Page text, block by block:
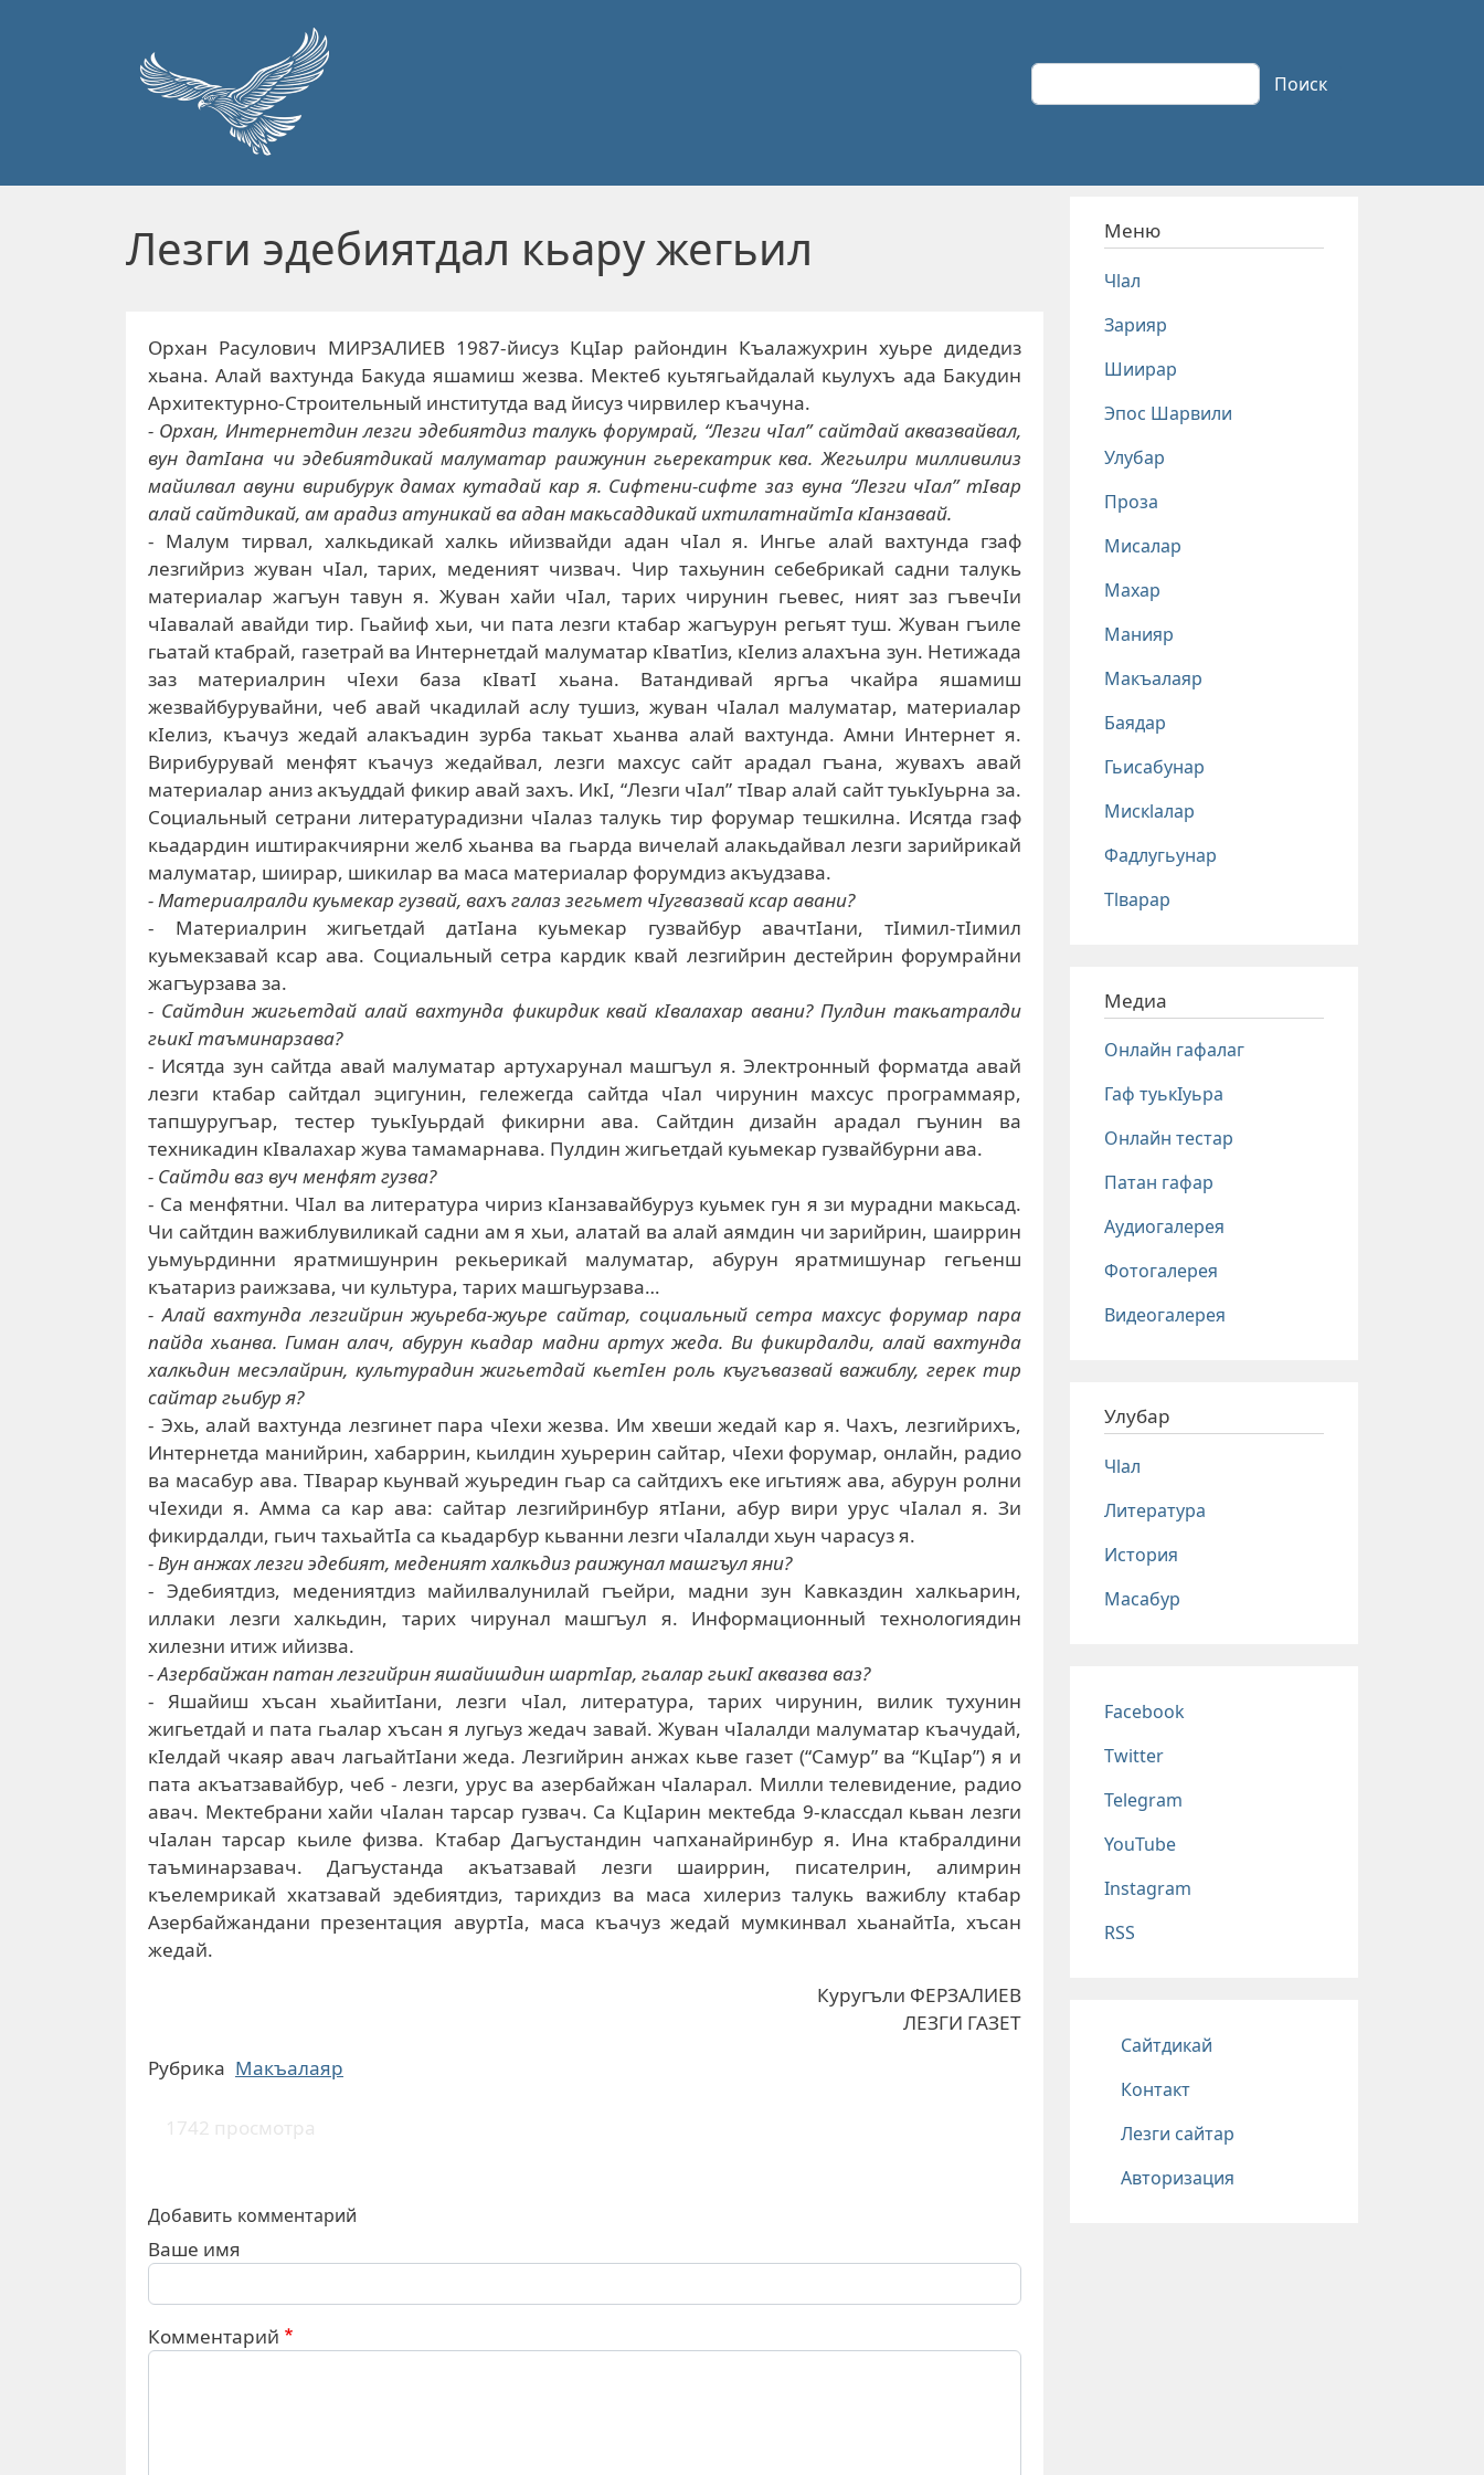
Поиск Поиск
Лезги эдебиятдал кьару жегьил
Орхан Расулович МИРЗАЛИЕВ 1987-йисуз КцIар райондин Къалажухрин хуьре дидедиз
хьана. Алай вахтунда Бакуда яшамиш жезва. Мектеб куьтягьайдалай кьулухъ ада Бакудин
Архитектурно-Cтроительный институтда вад йисуз чирвилер къачуна.
- Орхан, Интернетдин лезги эдебиятдиз талукь форумрай, “Лезги чIал” сайтдай аквазвайвал,
вун датIана чи эдебиятдикай малуматар раижунин гьерекатрик ква. Жегьилри милливилиз
майилвал авуни вирибурук дамах кутадай кар я. Сифтени-сифте заз вуна “Лезги чIал” тIвар
алай сайтдикай, ам арадиз атуникай ва адан макьсаддикай ихтилатнайтIа кIанзавай.
- Малум тирвал, халкьдикай халкь ийизвайди адан чIал я. Ингье алай вахтунда гзаф
лезгийриз жуван чIал, тарих, меденият чизвач. Чир тахьунин себебрикай садни талукь
материалар жагъун тавун я. Жуван хайи чIал, тарих чирунин гьевес, ният заз гъвечIи
чIавалай авайди тир. Гьайиф хьи, чи пата лезги ктабар жагъурун регьят туш. Жуван гъиле
гьатай ктабрай, газетрай ва Интернетдай малуматар кIватIиз, кIелиз алахъна зун. Нетижада
заз материалрин чIехи база кIватI хьана. Ватандивай яргъа чкайра яшамиш
жезвайбурувайни, чеб авай чкадилай аслу тушиз, жуван чIалал малуматар, материалар
кIелиз, къачуз жедай алакъадин зурба такьат хьанва алай вахтунда. Амни Интернет я.
Вирибурувай менфят къачуз жедайвал, лезги махсус сайт арадал гъана, жувахъ авай
материалар аниз акъуддай фикир авай захъ. ИкI, “Лезги чIал” тIвар алай сайт туькIуьрна за.
Социальный сетрани литературадизни чIалаз талукь тир форумар тешкилна. Исятда гзаф
кьадардин иштиракчиярни желб хьанва ва гьарда вичелай алакьдайвал лезги зарийрикай
малуматар, шиирар, шикилар ва маса материалар форумдиз акъудзава.
- Материалралди куьмекар гузвай, вахъ галаз зегьмет чIугвазвай ксар авани?
- Материалрин жигьетдай датIана куьмекар гузвайбур авачтIани, тIимил-тIимил
куьмекзавай ксар ава. Социальный сетра кардик квай лезгийрин дестейрин форумрайни
жагъурзава за.
- Сайтдин жигьетдай алай вахтунда фикирдик квай кIвалахар авани? Пулдин такьатралди
гьикI таъминарзава?
- Исятда зун сайтда авай малуматар артухарунал машгъул я. Электронный форматда авай
лезги ктабар сайтдал эцигунин, гележегда сайтда чIал чирунин махсус программаяр,
тапшуругъар, тестер туькIуьрдай фикирни ава. Сайтдин дизайн арадал гъунин ва
техникадин кIвалахар жува тамамарнава. Пулдин жигьетдай куьмекар гузвайбурни ава.
- Сайтди ваз вуч менфят гузва?
- Са менфятни. ЧIал ва литература чириз кIанзавайбуруз куьмек гун я зи мурадни макьсад.
Чи сайтдин важиблувиликай садни ам я хьи, алатай ва алай аямдин чи зарийрин, шаиррин
уьмуьрдинни яратмишунрин рекьерикай малуматар, абурун яратмишунар гегьенш
къатариз раижзава, чи культура, тарих машгьурзава…
- Алай вахтунда лезгийрин жуьреба-жуьре сайтар, социальный сетра махсус форумар пара
пайда хьанва. Гиман алач, абурун кьадар мадни артух жеда. Ви фикирдалди, алай вахтунда
халкьдин месэлайрин, культурадин жигьетдай кьетIен роль къугъвазвай важиблу, герек тир
сайтар гьибур я?
- Эхь, алай вахтунда лезгинет пара чIехи жезва. Им хвеши жедай кар я. Чахъ, лезгийрихъ,
Интернетда манийрин, хабаррин, кьилдин хуьрерин сайтар, чIехи форумар, онлайн, радио
ва масабур ава. ТIварар кьунвай жуьредин гьар са сайтдихъ еке игьтияж ава, абурун ролни
чIехиди я. Амма са кар ава: сайтар лезгийринбур ятIани, абур вири урус чIалал я. Зи
фикирдалди, гьич тахьайтIа са кьадарбур кьванни лезги чIалалди хьун чарасуз я.
- Вун анжах лезги эдебият, меденият халкьдиз раижунал машгъул яни?
- Эдебиятдиз, медениятдиз майилвалунилай гъейри, мадни зун Кавказдин халкьарин,
иллаки лезги халкьдин, тарих чирунал машгъул я. Информационный технологиядин
хилезни итиж ийизва.
- Азербайжан патан лезгийрин яшайишдин шартIар, гьалар гьикI аквазва ваз?
- Яшайиш хъсан хьайитIани, лезги чIал, литература, тарих чирунин, вилик тухунин
жигьетдай и пата гьалар хъсан я лугьуз жедач завай. Жуван чIалалди малуматар къачудай,
кIелдай чкаяр авач лагьайтIани жеда. Лезгийрин анжах кьве газет (“Самур” ва “КцIар”) я и
пата акъатзавайбур, чеб - лезги, урус ва азербайжан чIаларал. Милли телевидение, радио
авач. Мектебрани хайи чIалан тарсар гузвач. Са КцIарин мектебда 9-классдал кьван лезги
чIалан тарсар кьиле физва. Ктабар Дагъустандин чапханайринбур я. Ина ктабралдини
таъминарзавач. Дагъустанда акъатзавай лезги шаиррин, писателрин, алимрин
къелемрикай хкатзавай эдебиятдиз, тарихдиз ва маса хилериз талукь важиблу ктабар
Азербайжандани презентация авуртIа, маса къачуз жедай мумкинвал хьанайтIа, хъсан
жедай.
Куругъли ФЕРЗАЛИЕВ
ЛЕЗГИ ГАЗЕТ
Рубрика Макъалаяр
1742 просмотра
Добавить комментарий
Ваше имя
Комментарий
Меню
Чlал
Зарияр
Шиирар
Эпос Шарвили
Улубар
Проза
Мисалар
Махар
Манияр
Макъалаяр
Баядар
Гьисабунар
Мискlалар
Фадлугьунар
Тlварар
Медиа
Онлайн гафалаг
Гаф туькIуьра
Онлайн тестар
Патан гафар
Аудиогалерея
Фотогалерея
Видеогалерея
Улубар
Чlал
Литература
История
Масабур
Соц сети
Facebook
Twitter
Telegram
YouTube
Instagram
RSS
Подвал
Сайтдикай
Контакт
Лезги сайтар
Авторизация